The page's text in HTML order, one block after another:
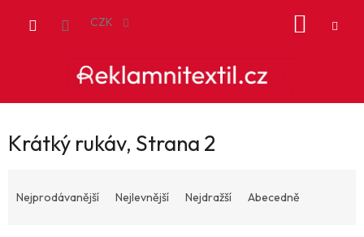
CZK
Krátký rukáv, Strana 2
aNejprodávanější Nejlevnější Nejdražší Abecedně